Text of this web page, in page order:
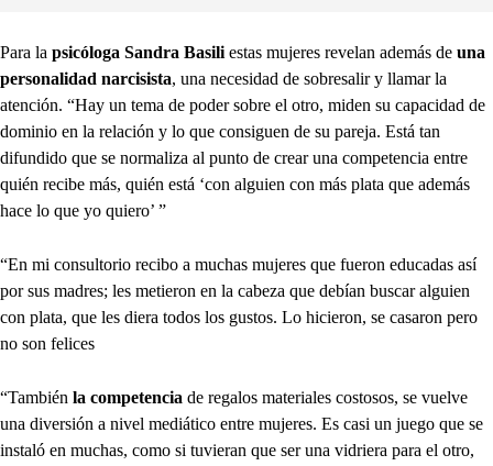
Para la psicóloga Sandra Basili estas mujeres revelan además de una
personalidad narcisista, una necesidad de sobresalir y llamar la
atención. “Hay un tema de poder sobre el otro, miden su capacidad de
dominio en la relación y lo que consiguen de su pareja. Está tan
difundido que se normaliza al punto de crear una competencia entre
quién recibe más, quién está ‘con alguien con más plata que además
hace lo que yo quiero’ ”
“En mi consultorio recibo a muchas mujeres que fueron educadas así
por sus madres; les metieron en la cabeza que debían buscar alguien
con plata, que les diera todos los gustos. Lo hicieron, se casaron pero
no son felices
“También la competencia de regalos materiales costosos, se vuelve
una diversión a nivel mediático entre mujeres. Es casi un juego que se
instaló en muchas, como si tuvieran que ser una vidriera para el otro,